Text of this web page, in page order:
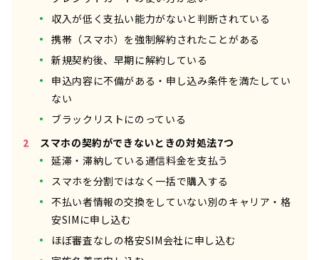
収入が低く支払い能力がないと判断されている
携帯（スマホ）を強制解約されたことがある
新規契約後、早期に解約している
申込内容に不備がある・申し込み条件を満たしてい
ない
ブラックリストにのっている
スマホの契約ができないときの対処法7つ
延滞・滞納している通信料金を支払う
スマホを分割ではなく一括で購入する
不払い者情報の交換をしていない別のキャリア・格
安SIMに申し込む
ほぼ審査なしの格安SIM会社に申し込む